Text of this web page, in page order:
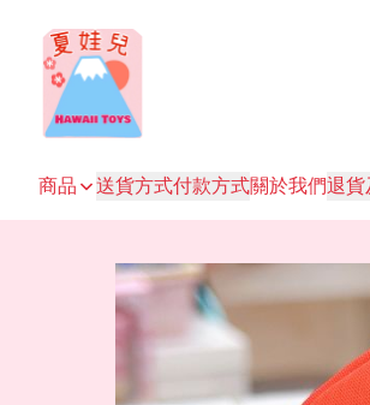
商品 送貨方式付款方式關於我們退貨